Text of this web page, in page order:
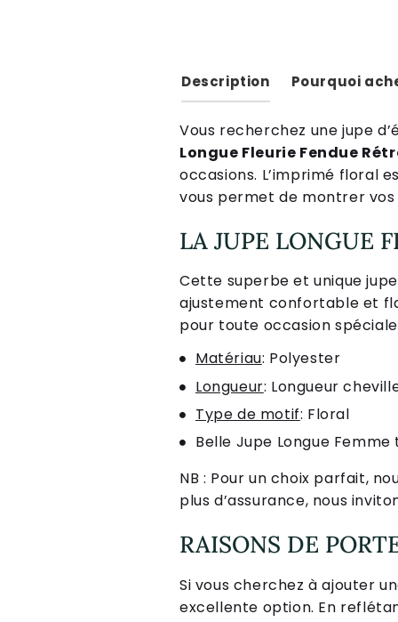
Description Pourquoi
Vous recherchez une jupe
Longue Fleurie Fendue
occasions. L’imprimé floral
vous permet de montrer
LA JUPE LONGUE
Cette superbe et unique
ajustement confortable et
pour toute occasion
Matériau: Polyester
Longueur: Longueur
Type de motif: Floral
Belle Jupe Longue
NB : Pour un choix parfait,
plus d’assurance, nous
RAISONS DE
Si vous cherchez à ajouter
excellente option. En